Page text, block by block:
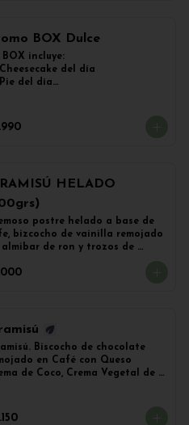
BOX Dulce
BOX incluye:
Cheesecake del día
Pie del día
Galletones de Avena
HELADO
postre helado a base de
bizcocho de vainilla remojado
almibar de ron y trozos de
Biscocho de chocolate
en Café con Queso
de Coco, Crema Vegetal de